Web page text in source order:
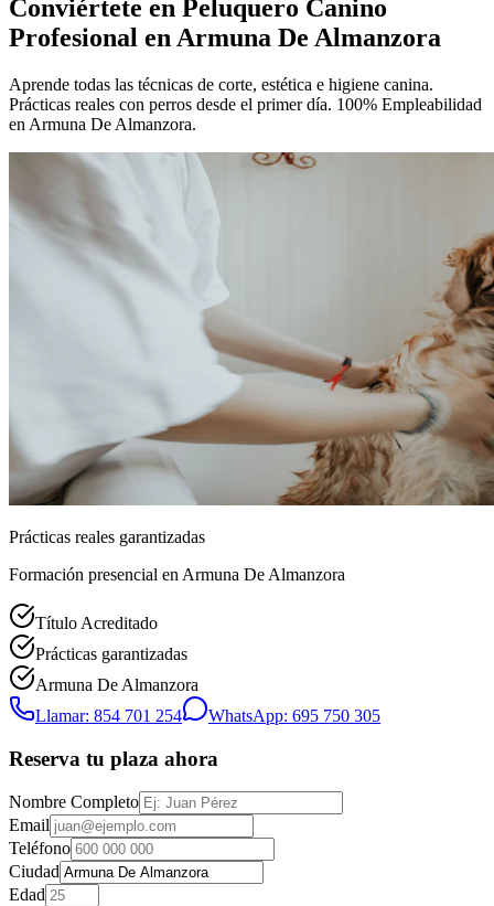
Conviértete en Peluquero Canino
Profesional en Armuna De Almanzora
Aprende todas las técnicas de corte, estética e higiene canina.
Prácticas reales con perros desde el primer día. 100% Empleabilidad
en Armuna De Almanzora.
Prácticas reales garantizadas
Formación presencial en Armuna De Almanzora
Título Acreditado
Prácticas garantizadas
Armuna De Almanzora
Llamar: 854 701 254
WhatsApp: 695 750 305
Reserva tu plaza ahora
Nombre Completo
Email
Teléfono
Ciudad
Edad